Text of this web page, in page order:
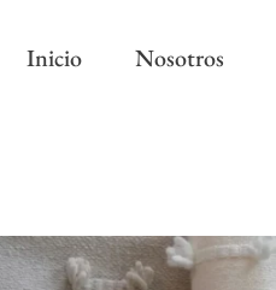
Inicio Nosotros
ABRAZADERAS Y BORLAS NEW
CLASSIC